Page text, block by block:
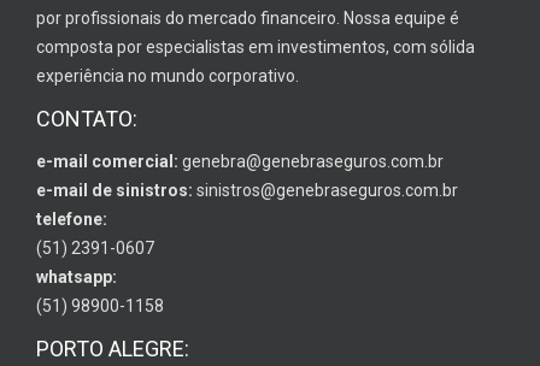
por profissionais do mercado financeiro. Nossa equipe é
composta por especialistas em investimentos, com sólida
experiência no mundo corporativo.
CONTATO:
e-mail comercial: genebra@genebraseguros.com.br
e-mail de sinistros: sinistros@genebraseguros.com.br
telefone:
(51) 2391-0607
whatsapp:
(51) 98900-1158
PORTO ALEGRE: